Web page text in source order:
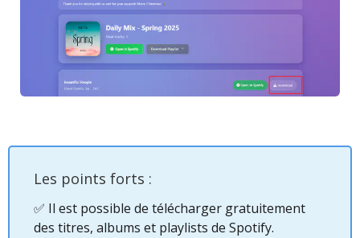
Les points forts :
✅ Il est possible de télécharger gratuitement
des titres, albums et playlists de Spotify.